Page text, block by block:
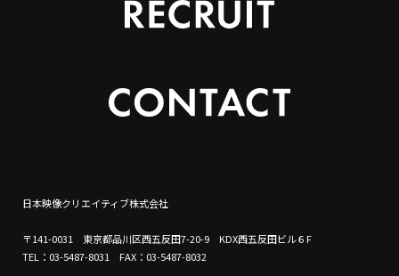
日本映像クリエイティブ株式会社
〒141-0031 東京都品川区西五反田7-20-9 KDX西五反田ビル６F
TEL：03-5487-8031 FAX：03-5487-8032